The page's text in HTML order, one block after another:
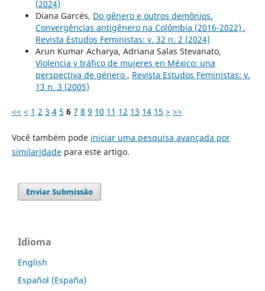
(2024)
Diana Garcés, Do gênero e outros demônios.
Convergências antigênero na Colômbia (2016-2022) ,
Revista Estudos Feministas: v. 32 n. 2 (2024)
Arun Kumar Acharya, Adriana Salas Stevanato,
Violencia y tráfico de mujeres en México: una
perspectiva de género , Revista Estudos Feministas: v.
13 n. 3 (2005)
<< < 1 2 3 4 5 6 7 8 9 10 11 12 13 14 15 > >>
Você também pode iniciar uma pesquisa avançada por
similaridadepara este artigo.
Enviar Submissão
Idioma
English
Español (España)